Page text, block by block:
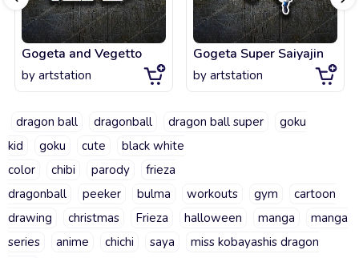
Gogeta and Vegetto
by artstation
Gogeta Super Saiyajin
by artstation
dragon ball dragonball dragon ball super
goku
kid
goku cute
black white
color
chibi parody
frieza
dragonball
peeker bulma workouts gym
cartoon
drawing
christmas Frieza halloween manga
manga
series
anime chichi saya
miss kobayashis dragon